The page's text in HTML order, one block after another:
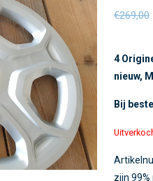
€269,00
4
nieuw,
Bij
zijn 99%